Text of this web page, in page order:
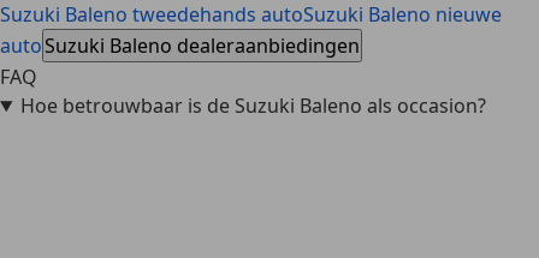
Suzuki Baleno tweedehands autoSuzuki Baleno nieuwe
autoSuzuki Baleno dealeraanbiedingen
FAQ
Hoe betrouwbaar is de Suzuki Baleno als occasion?